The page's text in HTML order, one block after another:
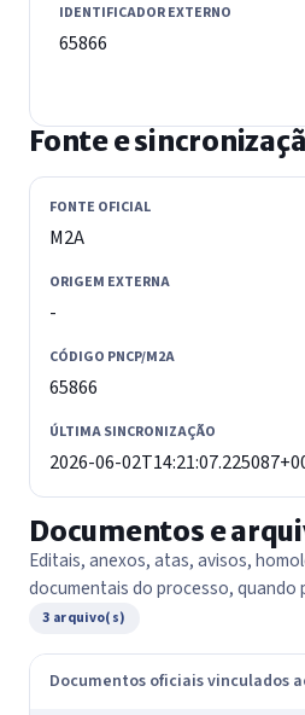
IDENTIFICADOR EXTERNO
65866
Fonte e
FONTE OFICIAL
M2A
ORIGEM EXTERNA
-
CÓDIGO PNCP/M2A
65866
ÚLTIMA SINCRONIZAÇÃO
2026-06-
Documentos e
Editais, anexos, atas, avisos,
documentais do processo, quando
3 arquivo(s)
Documentos oficiais vinculados